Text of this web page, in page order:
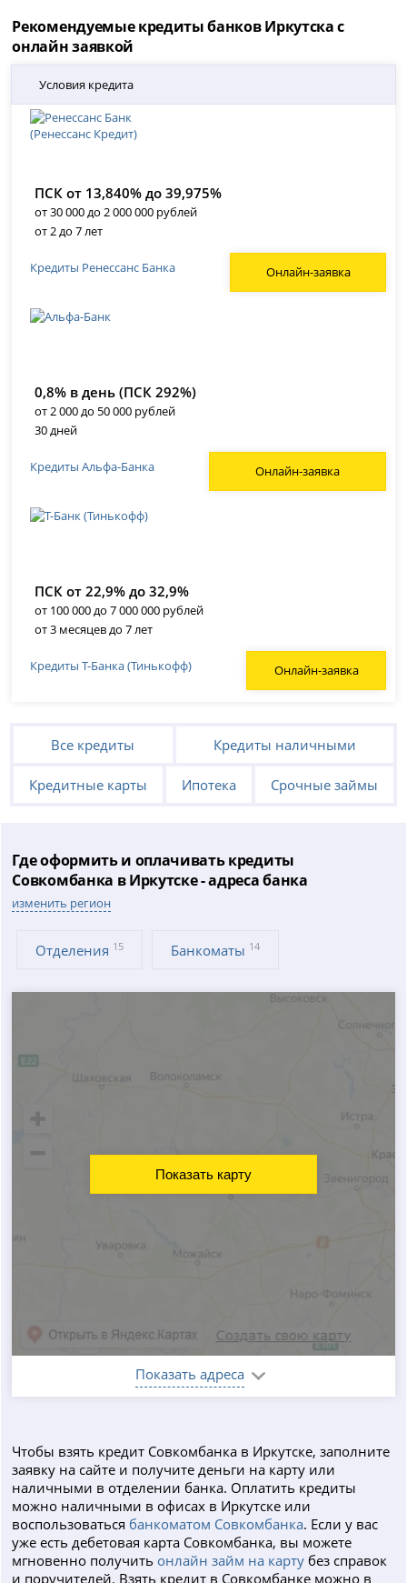
Рекомендуемые кредиты банков Иркутска с
онлайн заявкой
Условия кредита
ПСК от 13,840% до 39,975%
от 30 000 до 2 000 000 рублей
от 2 до 7 лет
Онлайн-заявка
Кредиты Ренессанс Банка
0,8% в день (ПСК 292%)
от 2 000 до 50 000 рублей
30 дней
Онлайн-заявка
Кредиты Альфа-Банка
ПСК от 22,9% до 32,9%
от 100 000 до 7 000 000 рублей
от 3 месяцев до 7 лет
Онлайн-заявка
Кредиты Т-Банка (Тинькофф)
Все кредиты Кредиты наличными
Кредитные карты Ипотека Срочные займы
Где оформить и оплачивать кредиты
Совкомбанка в Иркутске - адреса банка
изменить регион
Отделения 15 Банкоматы 14
Показать адреса
Показать карту
Чтобы взять кредит Совкомбанка в Иркутске, заполните
заявку на сайте и получите деньги на карту или
наличными в отделении банка. Оплатить кредиты
можно наличными в офисах в Иркутске или
воспользоваться банкоматом Совкомбанка. Если у вас
уже есть дебетовая карта Совкомбанка, вы можете
мгновенно получить онлайн займ на карту без справок
и поручителей. Взять кредит в Совкомбанке можно в